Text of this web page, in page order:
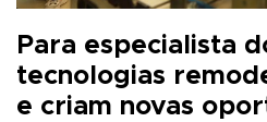
Para especialista
tecnologias
e criam novas